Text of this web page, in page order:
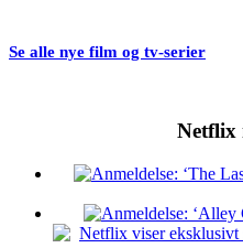
Se alle nye film og tv-serier
Netflix